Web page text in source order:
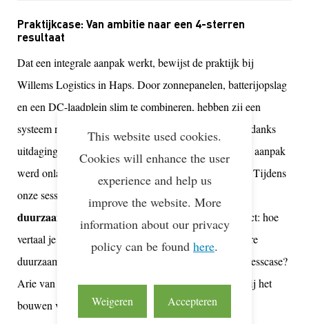
Praktijkcase: Van ambitie naar een 4-sterren
resultaat
Dat een integrale aanpak werkt, bewijst de praktijk bij
Willems Logistics in Haps. Door zonnepanelen, batterijopslag
en een DC-laadplein slim te combineren, hebben zij een
systeem neergezet dat meegroeit met hun ambities, ondanks
uitdagingen zoals netcongestie. Deze vooruitstrevende aanpak
werd onlangs bekroond met de 4e Lean & Green ster. Tijdens
onze sessie ‘
De impact van laden op je
duurzaamheidsscore’
gaan we dieper in op dit project: hoe
vertaal je zo’n integraal energiesysteem naar een hogere
duurzaamheidsscore en een toekomstbestendige businesscase?
Arie van Rijn deelt de lessen die zij hebben geleerd bij het
bouwen van hun eigen energie-infrastructuur.
This website used cookies.
Cookies will enhance the user
experience and help us
improve the website. More
information about our privacy
policy can be found here.
Weigeren Accepteren